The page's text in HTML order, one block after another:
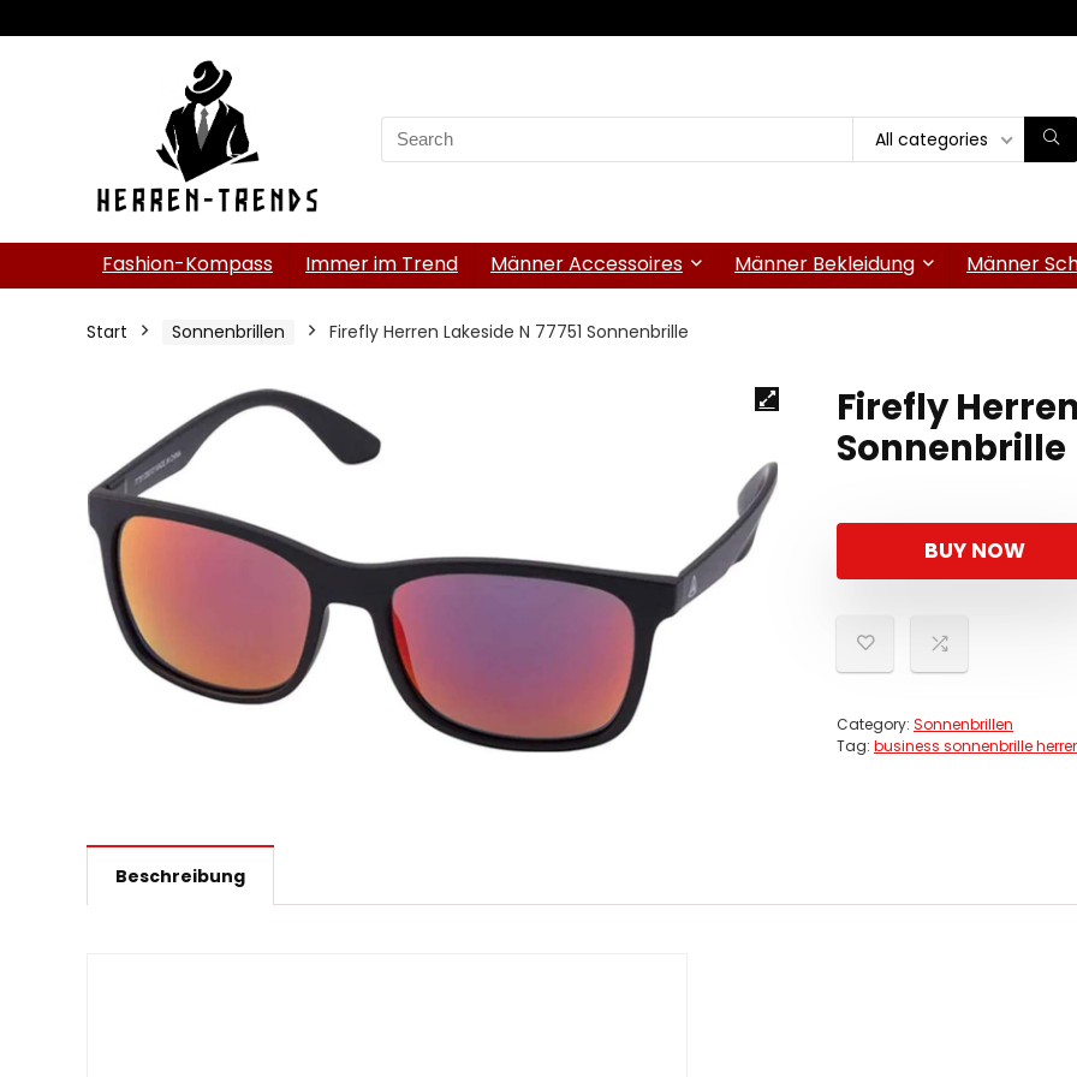
Search
for:
All categories
Fashion-Kompass Immer im Trend Männer Accessoires Männer Bekleidung Männer
Start Sonnenbrillen Firefly Herren Lakeside N 77751 Sonnenbrille
Firefly
Sonnenbrille
BUY NOW
Category: Sonnenbrillen
Tag: business sonnenbrille
Beschreibung